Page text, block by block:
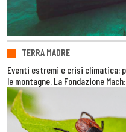
TERRA MADRE
Eventi estremi e crisi climatica:
le montagne. La Fondazione